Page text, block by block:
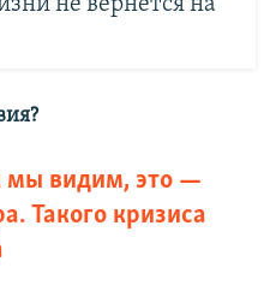
не вернется на
мы видим, это —
Такого кризиса